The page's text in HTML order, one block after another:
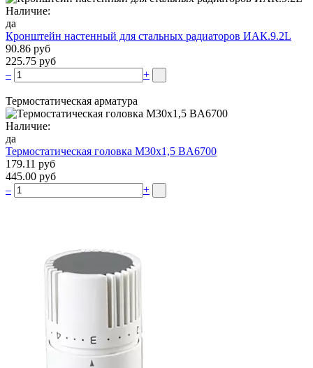
Наличие:
да
Кронштейн настенный для стальных радиаторов ИАК.9.2L
90.86 руб
225.75 руб
–
+
Термостатическая арматура
Наличие:
да
Термостатическая головка М30х1,5 BA6700
179.11 руб
445.00 руб
–
+